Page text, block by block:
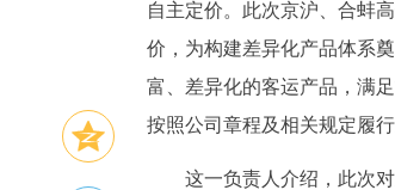
自主定价。此次京沪、合蚌
价，为构建差异化产品体系
富、差异化的客运产品，满
按照公司章程及相关规定履
这一负责人介绍，此次